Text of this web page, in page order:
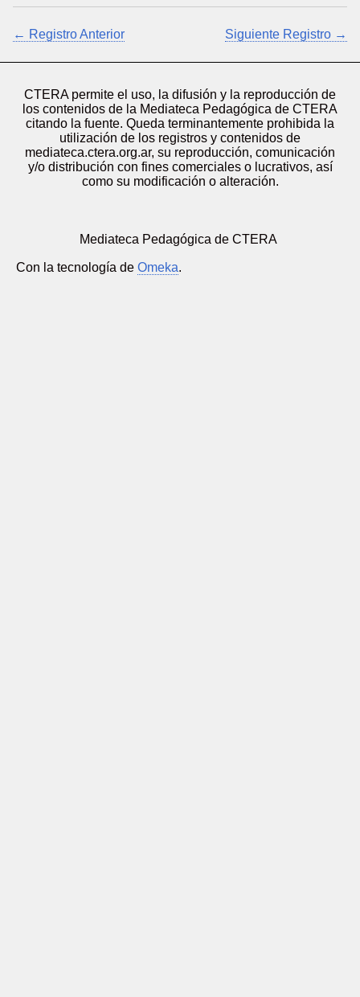
← Registro Anterior Siguiente Registro →
CTERA permite el uso, la difusión y la reproducción de
los contenidos de la Mediateca Pedagógica de CTERA
citando la fuente. Queda terminantemente prohibida la
utilización de los registros y contenidos de
mediateca.ctera.org.ar, su reproducción, comunicación
y/o distribución con fines comerciales o lucrativos, así
como su modificación o alteración.
Mediateca Pedagógica de CTERA
Con la tecnología de Omeka.